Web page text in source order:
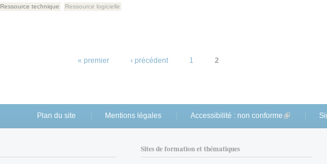
Ressource technique Ressource logicielle
« premier ‹ précédent 1 2
Plan du site Mentions légales Accessibilité : non conforme (link is
Sites de formation et thématiques